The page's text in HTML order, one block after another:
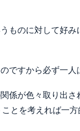
ものに対して好
ですから必ず一
係が色々取り出
とを考えれば一